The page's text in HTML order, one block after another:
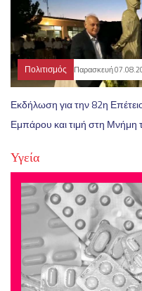
Πολιτισμός Παρασκευή
Εκδήλωση για την 82η
Εμπάρου και τιμή στη
Υγεία